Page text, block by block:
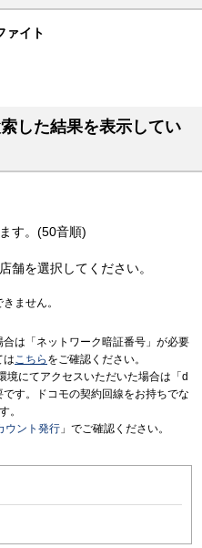
ァイト
した結果を表示してい
す。(50音順)
舗を選択してください。
ません。
は「ネットワーク暗証番号」が必要
はこちら をご確認ください。
境にてアクセスいただいた場合は「d
す。ドコモの契約回線をお持ちでな
。
ウント発行 」でご確認ください。